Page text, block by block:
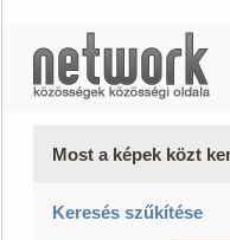
Most a képek közt
Keresés szűkítése